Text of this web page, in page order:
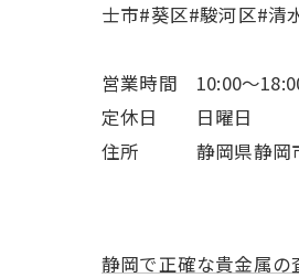
士市#葵区#駿河区#清
営業時間 10:00～
定休日 日曜日
住所 静岡県静岡市
静岡で正確な貴金属の